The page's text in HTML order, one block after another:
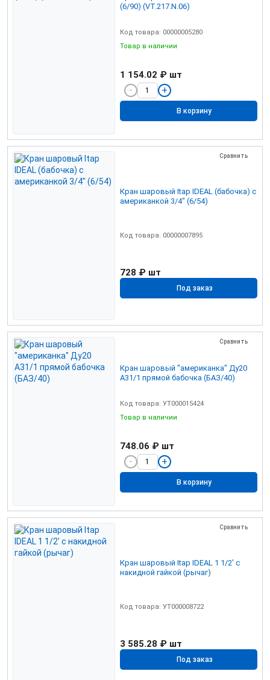
(6/90) (VT.217.N.06)
Код товара: 00000005280
Товар в наличии
1 154.02 ₽ шт
В корзину
Сравнить
Кран шаровый Itap IDEAL (бабочка) с
американкой 3/4" (6/54)
Код товара: 00000007895
728 ₽ шт
Под заказ
Сравнить
Кран шаровый "американка" Ду20
А31/1 прямой бабочка (БАЗ/40)
Код товара: УТ000015424
Товар в наличии
748.06 ₽ шт
В корзину
Сравнить
Кран шаровый Itap IDEAL 1 1/2' с
накидной гайкой (рычаг)
Код товара: УТ000008722
3 585.28 ₽ шт
Под заказ